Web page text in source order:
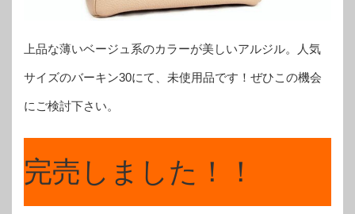
上品な薄いベージュ系のカラーが美しいアルジル。人気
サイズのバーキン30にて、未使用品です！ぜひこの機会
にご検討下さい。
完売しました！！